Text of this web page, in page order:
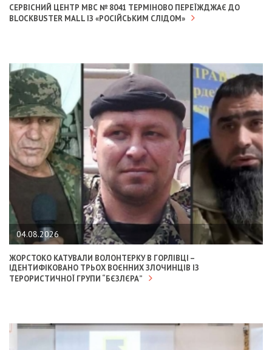
СЕРВІСНИЙ ЦЕНТР МВС № 8041 ТЕРМІНОВО ПЕРЕЇЖДЖАЄ ДО
BLOCKBUSTER MALL ІЗ «РОСІЙСЬКИМ СЛІДОМ»
04.08.2026
ЖОРСТОКО КАТУВАЛИ ВОЛОНТЕРКУ В ГОРЛІВЦІ –
ІДЕНТИФІКОВАНО ТРЬОХ ВОЄННИХ ЗЛОЧИНЦІВ ІЗ
ТЕРОРИСТИЧНОЇ ГРУПИ “БЄЗЛЄРА”